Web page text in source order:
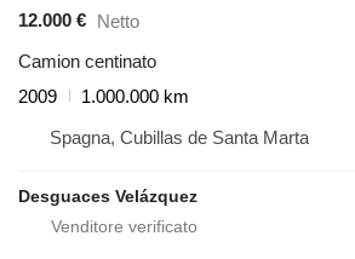
12.000 € Netto
Camion centinato
2009
1.000.000 km
Spagna, Cubillas de Santa Marta
Desguaces Velázquez